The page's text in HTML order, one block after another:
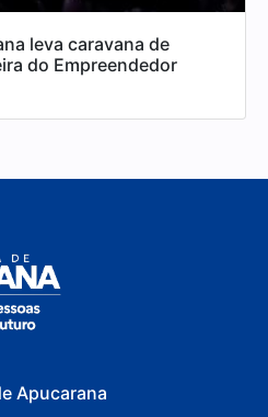
leva caravana de
do Empreendedor
Apucarana